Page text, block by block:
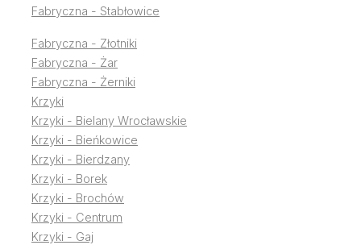
Fabryczna - Stabłowice
Fabryczna - Złotniki
Fabryczna - Żar
Fabryczna - Żerniki
Krzyki
Krzyki - Bielany Wrocławskie
Krzyki - Bieńkowice
Krzyki - Bierdzany
Krzyki - Borek
Krzyki - Brochów
Krzyki - Centrum
Krzyki - Gaj